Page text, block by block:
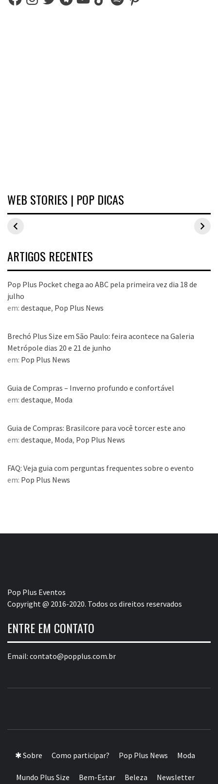
WEB STORIES | POP DICAS
Inspirações de
looks plus size
para o carnaval
Estilo Pop Plus:
looks plus size
As peças que
fizeram
ARTIGOS RECENTES
Pop Plus Pocket chega ao ABC pela primeira vez dia 18 de
julho
em: destaque, Pop Plus News
Brechó Plus Size em São Paulo: feira acontece na Galeria
Metrópole dias 20 e 21 de junho
em: Pop Plus News
Guia de Compras – Inverno profundo e confortável
em: destaque, Moda
Guia de Compras: Brasilcore para você torcer este ano
em: destaque, Moda, Pop Plus News
FAQ: Veja guia com perguntas frequentes sobre o evento
em: Pop Plus News
Pop Plus Eventos
Copyright @ 2016-2020. Todos os direitos reservados
ENTRE EM CONTATO
Email: contato@popplus.com.br
✱ Sobre Como participar? Pop Plus News Moda
Mundo Plus Size Bem-Estar Beleza Newsletter